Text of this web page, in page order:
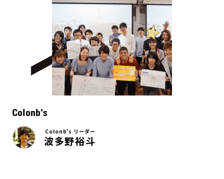
Colonb's
Colonb's リーダー
波多野裕斗